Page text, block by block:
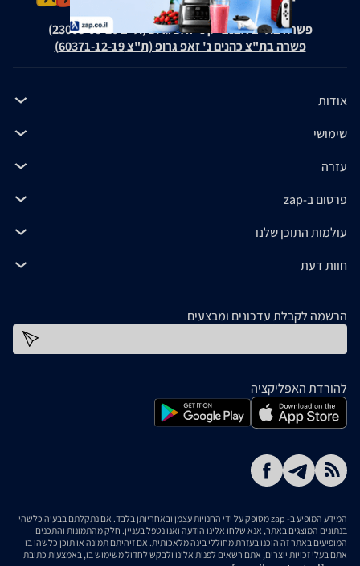
פשרה בת"צ אבנצ'יק נ' זאפ גרופ (ת"צ 23008-08-20)
פשרה בת"צ כהנים נ' זאפ גרופ (ת"צ 60371-12-19)
אודות
שימושי
עזרה
פרסום ב-zap
עולמות התוכן שלנו
חוות דעת
הרשמה לקבלת עדכונים ומבצעים
להורדת האפליקציה
המידע המופיע ב- zap מסופק על ידי החנויות עצמן ובאחריותן בלבד. אם נתקלתם בבעיה כלשהי
בנתונים המוצגים באתר, אנא שלחו אלינו הודעה ואנו נטפל בעניין. חלק מהתמונות והתכנים
המופיעים באתר זה הוכנו בעזרת מחוללי בינה מלאכותית. אם זיהיתם תמונה או תוכן כלשהו בו
אתם בעלי זכויות יוצרים, אתם רשאים לפנות אלינו ולבקש לחדול משימוש בו, באמצעות כתובת